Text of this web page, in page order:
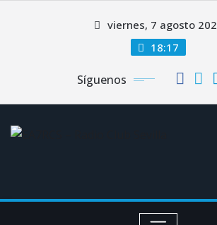
viernes, 7 agosto
18:17
Síguenos